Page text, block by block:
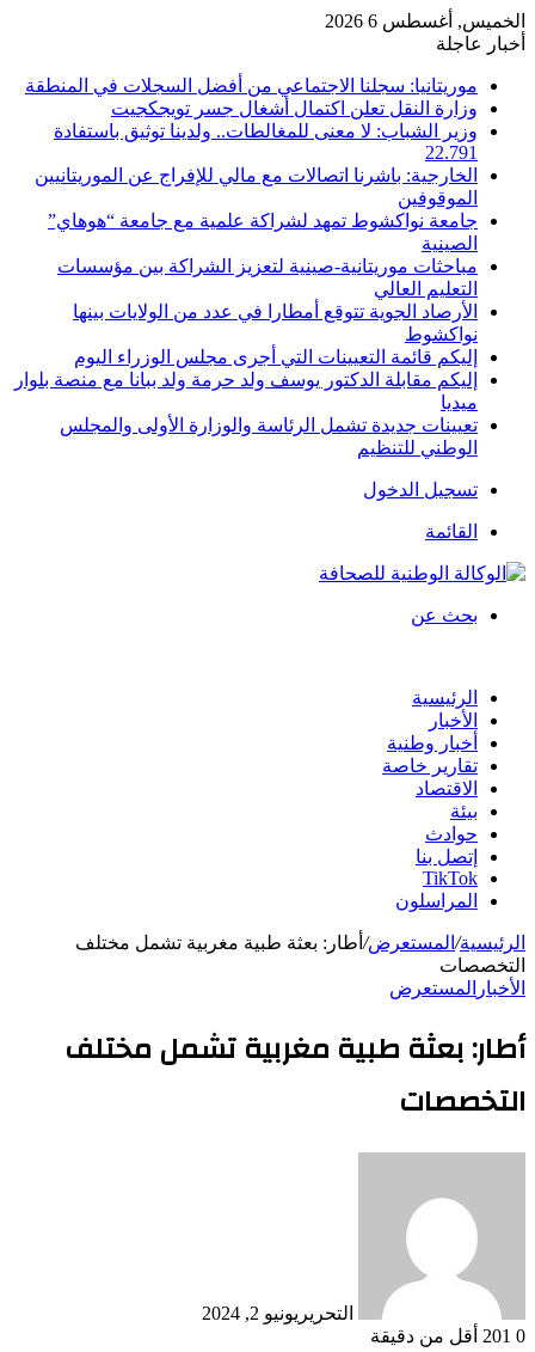
الخميس, أغسطس 6 2026
أخبار عاجلة
موريتانيا: سجلنا الاجتماعي من أفضل السجلات في المنطقة
وزارة النقل تعلن اكتمال أشغال جسر تويجكجيت
وزير الشباب: لا معنى للمغالطات.. ولدينا توثيق باستفادة
22.791
الخارجية: باشرنا اتصالات مع مالي للإفراج عن الموريتانيين
الموقوفين
جامعة نواكشوط تمهد لشراكة علمية مع جامعة “هوهاي”
الصينية
مباحثات موريتانية-صينية لتعزيز الشراكة بين مؤسسات
التعليم العالي
الأرصاد الجوية تتوقع أمطارا في عدد من الولايات بينها
نواكشوط
إليكم قائمة التعيينات التي أجرى مجلس الوزراء اليوم
إليكم مقابلة الدكتور يوسف ولد حرمة ولد ببانا مع منصة بلوار
ميديا
تعيينات جديدة تشمل الرئاسة والوزارة الأولى والمجلس
الوطني للتنظيم
تسجيل الدخول
القائمة
بحث عن
الرئيسية
الأخبار
أخبار وطنية
تقارير خاصة
الاقتصاد
بيئة
حوادث
إتصل بنا
TikTok
المراسلون
الرئيسية/ المستعرض/ أطار: بعثة طبية مغربية تشمل مختلف
التخصصات
الأخبار المستعرض
أطار: بعثة طبية مغربية تشمل مختلف
التخصصات
التحرير يونيو 2, 2024
0
أقل من دقيقة